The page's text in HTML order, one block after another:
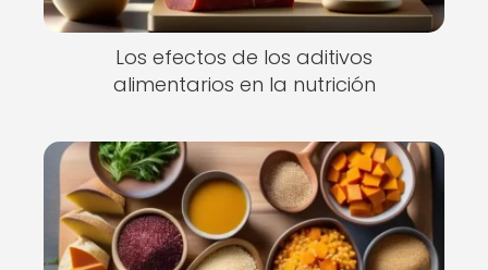
Los efectos de los aditivos
alimentarios en la nutrición